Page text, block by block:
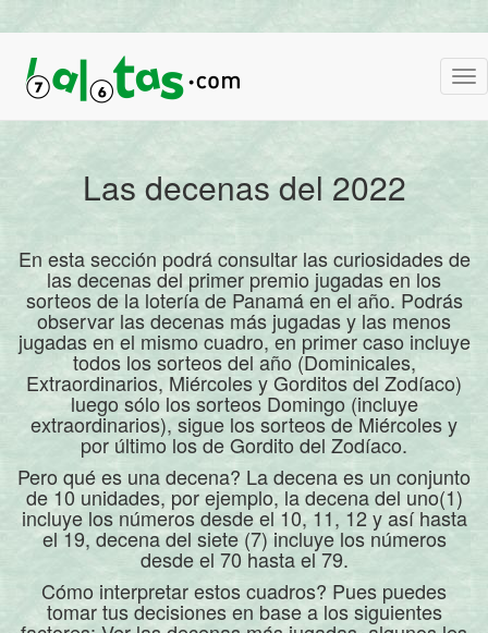
Las decenas del 2022
En esta sección podrá consultar las curiosidades de
las decenas del primer premio jugadas en los
sorteos de la lotería de Panamá en el año. Podrás
observar las decenas más jugadas y las menos
jugadas en el mismo cuadro, en primer caso incluye
todos los sorteos del año (Dominicales,
Extraordinarios, Miércoles y Gorditos del Zodíaco)
luego sólo los sorteos Domingo (incluye
extraordinarios), sigue los sorteos de Miércoles y
por último los de Gordito del Zodíaco.
Pero qué es una decena? La decena es un conjunto
de 10 unidades, por ejemplo, la decena del uno(1)
incluye los números desde el 10, 11, 12 y así hasta
el 19, decena del siete (7) incluye los números
desde el 70 hasta el 79.
Cómo interpretar estos cuadros? Pues puedes
tomar tus decisiones en base a los siguientes